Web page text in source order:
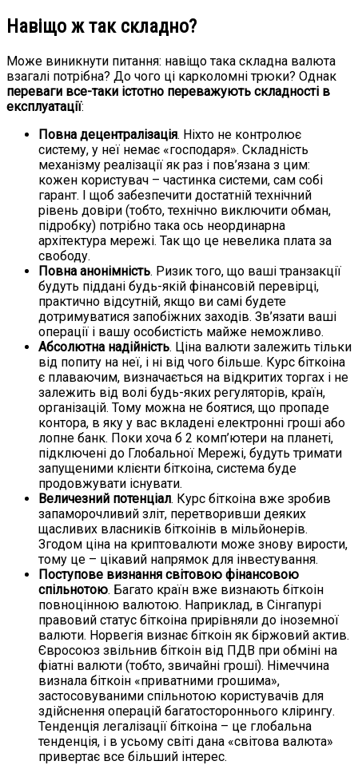
Навіщо ж так складно?
Може виникнути питання: навіщо така складна валюта
взагалі потрібна? До чого ці карколомні трюки? Однак
переваги все-таки істотно переважують складності в
експлуатації:
Повна децентралізація. Ніхто не контролює
систему, у неї немає «господаря». Складність
механізму реалізації як раз і пов’язана з цим:
кожен користувач – частинка системи, сам собі
гарант. І щоб забезпечити достатній технічний
рівень довіри (тобто, технічно виключити обман,
підробку) потрібно така ось неординарна
архітектура мережі. Так що це невелика плата за
свободу.
Повна анонімність. Ризик того, що ваші транзакції
будуть піддані будь-якій фінансовій перевірці,
практично відсутній, якщо ви самі будете
дотримуватися запобіжних заходів. Зв’язати ваші
операції і вашу особистість майже неможливо.
Абсолютна надійність. Ціна валюти залежить тільки
від попиту на неї, і ні від чого більше. Курс біткоіна
є плаваючим, визначається на відкритих торгах і не
залежить від волі будь-яких регуляторів, країн,
організацій. Тому можна не боятися, що пропаде
контора, в яку у вас вкладені електронні гроші або
лопне банк. Поки хоча б 2 комп’ютери на планеті,
підключені до Глобальної Мережі, будуть тримати
запущеними клієнти біткоіна, система буде
продовжувати існувати.
Величезний потенціал. Курс біткоіна вже зробив
запаморочливий зліт, перетворивши деяких
щасливих власників біткоінів в мільйонерів.
Згодом ціна на криптовалюти може знову вирости,
тому це – цікавий напрямок для інвестування.
Поступове визнання світовою фінансовою
спільнотою. Багато країн вже визнають біткоін
повноцінною валютою. Наприклад, в Сінгапурі
правовий статус біткоіна прирівняли до іноземної
валюти. Норвегія визнає біткоін як біржовий актив.
Євросоюз звільнив біткоін від ПДВ при обміні на
фіатні валюти (тобто, звичайні гроші). Німеччина
визнала біткоін «приватними грошима»,
застосовуваними спільнотою користувачів для
здійснення операцій багатостороннього клірингу.
Тенденція легалізації біткоіна – це глобальна
тенденція, і в усьому світі дана «світова валюта»
привертає все більший інтерес.